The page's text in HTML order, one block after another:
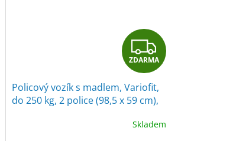
Z
D
A
R
ZDARMA
Policový vozík s madlem, Variofit,
do 250 kg, 2 police (98,5 x 59 cm),
Skladem